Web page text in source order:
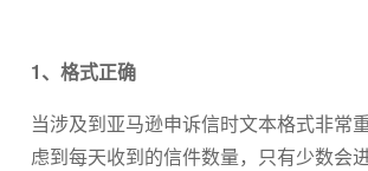
1、格式正确
当涉及到亚马逊申诉信时文本格式非常
虑到每天收到的信件数量，只有少数会